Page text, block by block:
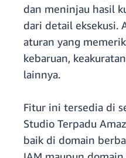
dan meninjau hasil
dari detail eksekusi.
aturan yang
kebaruan,
lainnya.
Fitur ini tersedia di
Studio Terpadu
baik di domain